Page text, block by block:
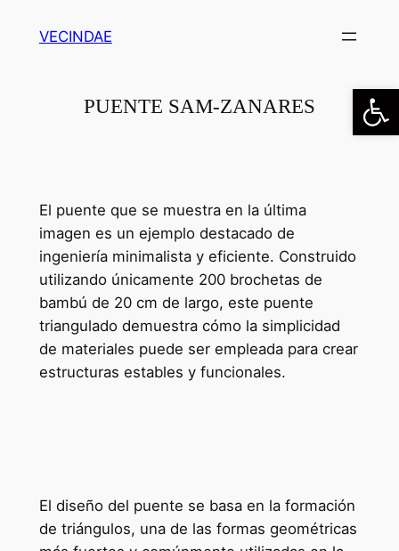
VECINDAE
PUENTE SAM-ZANARES
El puente que se muestra en la última
imagen es un ejemplo destacado de
ingeniería minimalista y eficiente. Construido
utilizando únicamente 200 brochetas de
bambú de 20 cm de largo, este puente
triangulado demuestra cómo la simplicidad
de materiales puede ser empleada para crear
estructuras estables y funcionales.
El diseño del puente se basa en la formación
de triángulos, una de las formas geométricas
Abrir